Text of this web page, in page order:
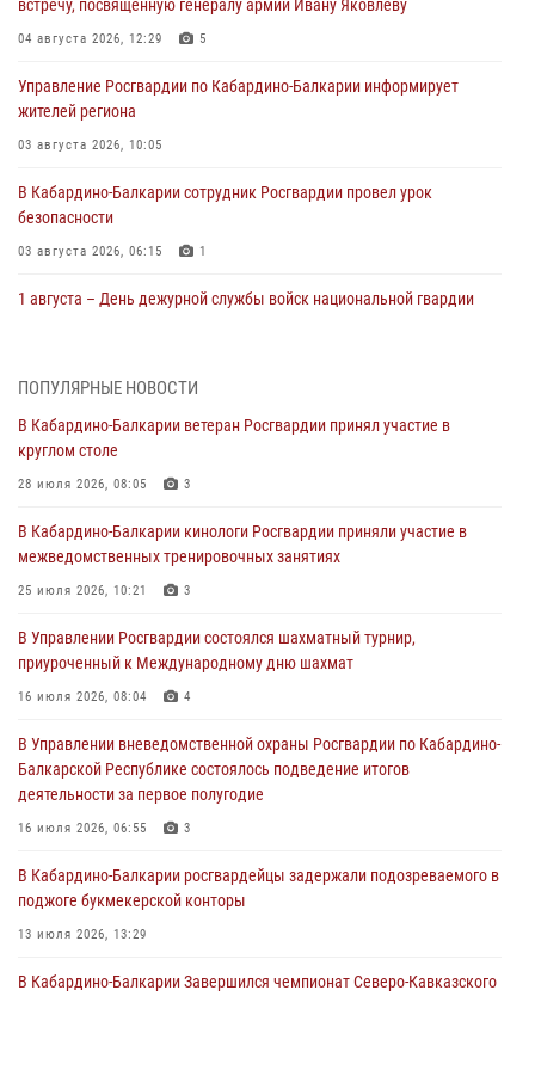
встречу, посвященную генералу армии Ивану Яковлеву
04 августа 2026, 12:29 5
Управление Росгвардии по Кабардино-Балкарии информирует
жителей региона
03 августа 2026, 10:05
В Кабардино‑Балкарии сотрудник Росгвардии провел урок
безопасности
03 августа 2026, 06:15 1
1 августа – День дежурной службы войск национальной гвардии
мировой войне 1914-1918 годов
01 августа 2026, 07:30
поздравил специалистов подразделений тыла с профессиональным
праздником
01 августа 2026, 00:10
Росгвардия обеспечивает безопасность граждан на южном
направлении
31 июля 2026, 09:22
Состоялась рабочая встреча директора Росгвардии Героя России
генерала армии Виктора Золотова с заместителем полномочного
представителя Президента Российской Федерации в Северо-
Кавказском федеральном округе Виталием Кузнецовым
ПОПУЛЯРНЫЕ НОВОСТИ
В Кабардино-Балкарии ветеран Росгвардии принял участие в
круглом столе
28 июля 2026, 08:05 3
В Кабардино-Балкарии кинологи Росгвардии приняли участие в
межведомственных тренировочных занятиях
25 июля 2026, 10:21 3
В Управлении Росгвардии состоялся шахматный турнир,
приуроченный к Международному дню шахмат
16 июля 2026, 08:04 4
В Управлении вневедомственной охраны Росгвардии по Кабардино-
Балкарской Республике состоялось подведение итогов
деятельности за первое полугодие
16 июля 2026, 06:55 3
В Кабардино-Балкарии росгвардейцы задержали подозреваемого в
поджоге букмекерской конторы
13 июля 2026, 13:29
В Кабардино-Балкарии Завершился чемпионат Северо-Кавказского